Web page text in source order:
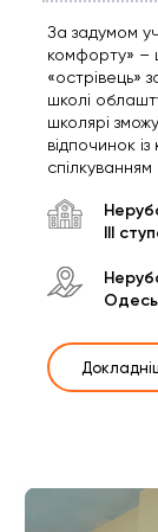
За задумом
комфорту» –
«острівець»
школі
школярі
відпочинок
спілкуванням
ІІІ